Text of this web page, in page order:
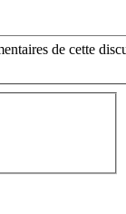
de cette